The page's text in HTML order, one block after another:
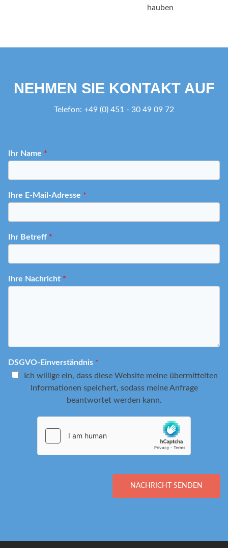
hauben
NEHMEN SIE KONTAKT AUF
Telefon: +49 (0) 451 - 30 49 09 72
Ihr Name *
Ihre E-Mail-Adresse *
Ihr Betreff *
Ihre Nachricht *
DSGVO-Einverständnis *
Ich willige ein, dass diese Website meine übermittelten
Informationen speichert, sodass meine Anfrage
beantwortet werden kann.
NACHRICHT SENDEN